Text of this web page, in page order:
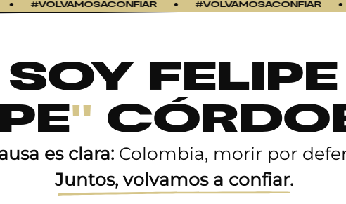
#VOLVAMOSACONFIAR ● #VOLVAMOSACONFIAR ●
SOY FELIPE
"
es clara:Colombia, morir por
Juntos, volvamos a conﬁar.